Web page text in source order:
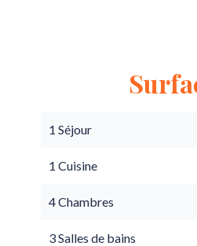
1 Séjour
1 Cuisine
4 Chambres
3 Salles de bains